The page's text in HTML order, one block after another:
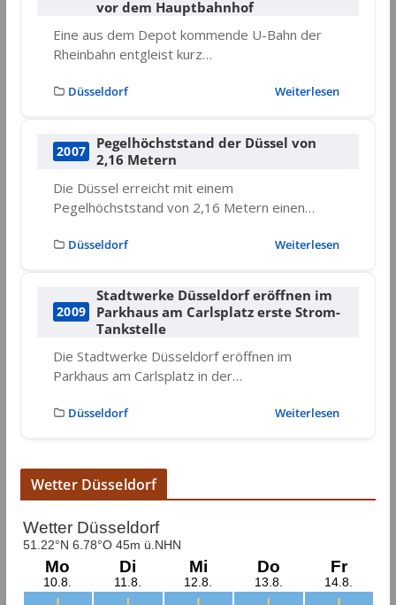
vor dem Hauptbahnhof
Eine aus dem Depot kommende U-Bahn der
Rheinbahn entgleist kurz…
Düsseldorf Weiterlesen
2007
Pegelhöchststand der Düssel von
2,16 Metern
Die Düssel erreicht mit einem
Pegelhöchststand von 2,16 Metern einen…
Düsseldorf Weiterlesen
2009
Stadtwerke Düsseldorf eröffnen im
Parkhaus am Carlsplatz erste Strom-
Tankstelle
Die Stadtwerke Düsseldorf eröffnen im
Parkhaus am Carlsplatz in der…
Düsseldorf Weiterlesen
Wetter Düsseldorf